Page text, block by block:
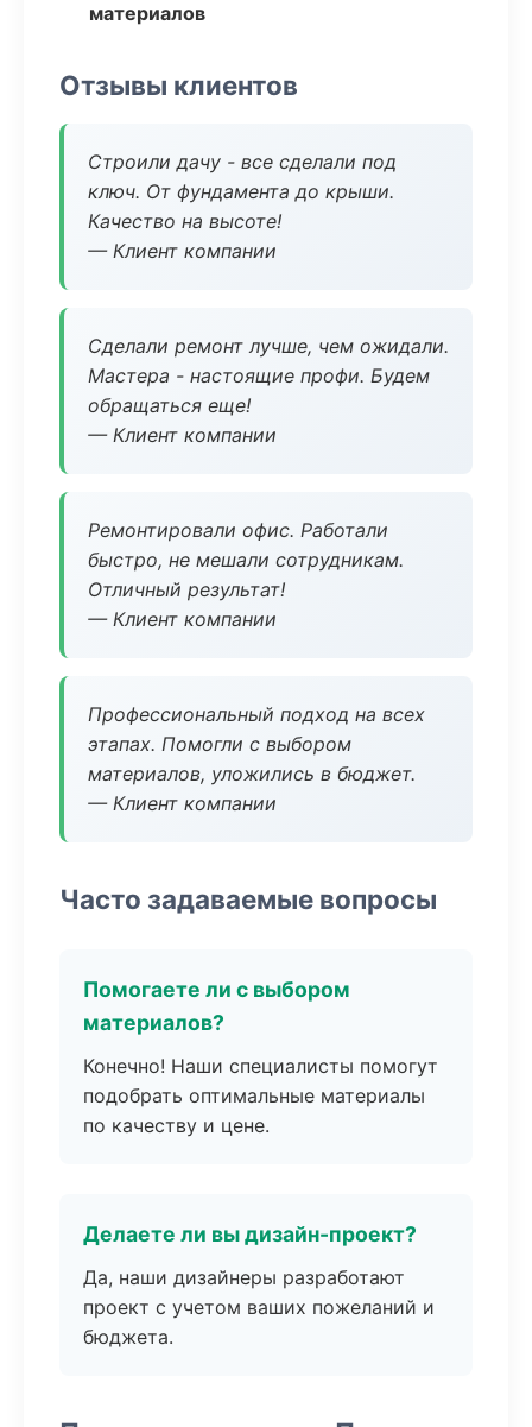
материалов
Отзывы клиентов
Строили дачу - все сделали под
ключ. От фундамента до крыши.
Качество на высоте!
— Клиент компании
Сделали ремонт лучше, чем ожидали.
Мастера - настоящие профи. Будем
обращаться еще!
— Клиент компании
Ремонтировали офис. Работали
быстро, не мешали сотрудникам.
Отличный результат!
— Клиент компании
Профессиональный подход на всех
этапах. Помогли с выбором
материалов, уложились в бюджет.
— Клиент компании
Часто задаваемые вопросы
Помогаете ли с выбором
материалов?
Конечно! Наши специалисты помогут
подобрать оптимальные материалы
по качеству и цене.
Делаете ли вы дизайн-проект?
Да, наши дизайнеры разработают
проект с учетом ваших пожеланий и
бюджета.